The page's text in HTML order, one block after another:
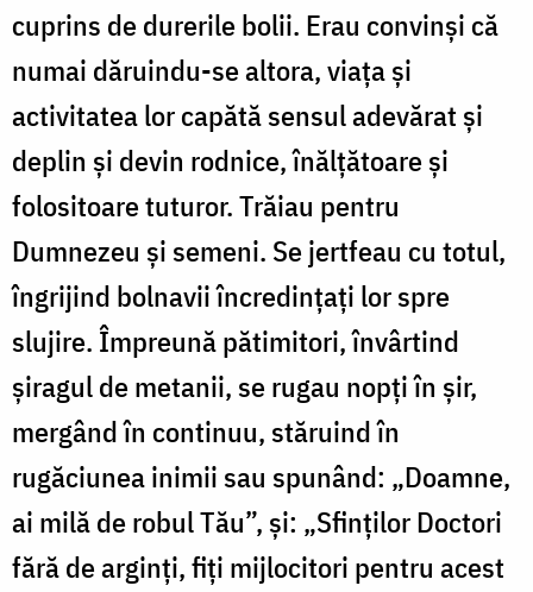
cuprins de durerile bolii. Erau convinși că
numai dăruindu-se altora, viața și
activitatea lor capătă sensul adevărat și
deplin și devin rodnice, înălțătoare și
folositoare tuturor. Trăiau pentru
Dumnezeu și semeni. Se jertfeau cu totul,
îngrijind bolnavii încredințați lor spre
slujire. Împreună pătimitori, învârtind
șiragul de metanii, se rugau nopți în șir,
mergând în continuu, stăruind în
rugăciunea inimii sau spunând: „Doamne,
ai milă de robul Tău”, și: „Sfinților Doctori
fără de arginți, fiți mijlocitori pentru acest